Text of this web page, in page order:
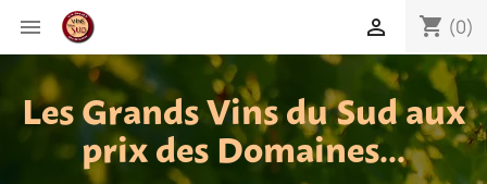
 shopping_cart (0)

Les Grands Vins du Sud aux
prix des Domaines...